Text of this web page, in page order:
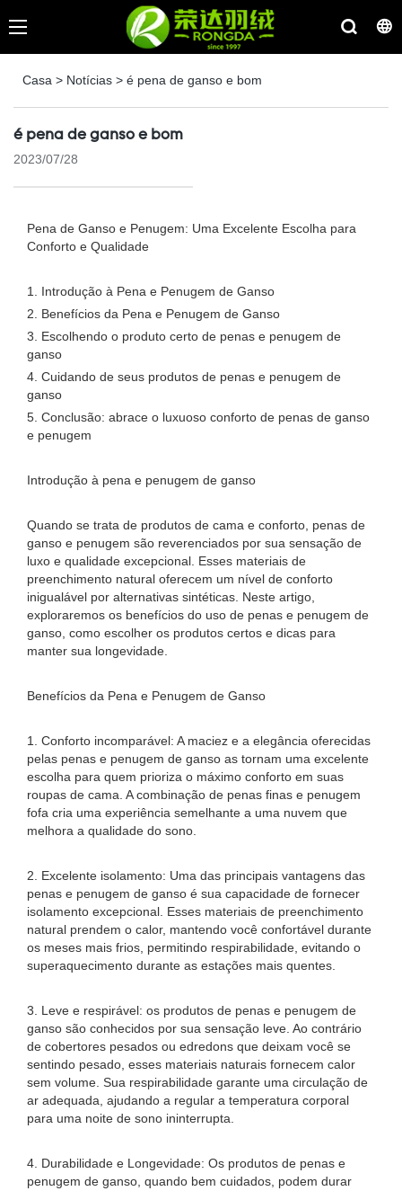
Casa > Notícias > é pena de ganso e bom
é pena de ganso e bom
2023/07/28
Pena de Ganso e Penugem: Uma Excelente Escolha para
Conforto e Qualidade
1. Introdução à Pena e Penugem de Ganso
2. Benefícios da Pena e Penugem de Ganso
3. Escolhendo o produto certo de penas e penugem de
ganso
4. Cuidando de seus produtos de penas e penugem de
ganso
5. Conclusão: abrace o luxuoso conforto de penas de ganso
e penugem
Introdução à pena e penugem de ganso
Quando se trata de produtos de cama e conforto, penas de
ganso e penugem são reverenciados por sua sensação de
luxo e qualidade excepcional. Esses materiais de
preenchimento natural oferecem um nível de conforto
inigualável por alternativas sintéticas. Neste artigo,
exploraremos os benefícios do uso de penas e penugem de
ganso, como escolher os produtos certos e dicas para
manter sua longevidade.
Benefícios da Pena e Penugem de Ganso
1. Conforto incomparável: A maciez e a elegância oferecidas
pelas penas e penugem de ganso as tornam uma excelente
escolha para quem prioriza o máximo conforto em suas
roupas de cama. A combinação de penas finas e penugem
fofa cria uma experiência semelhante a uma nuvem que
melhora a qualidade do sono.
2. Excelente isolamento: Uma das principais vantagens das
penas e penugem de ganso é sua capacidade de fornecer
isolamento excepcional. Esses materiais de preenchimento
natural prendem o calor, mantendo você confortável durante
os meses mais frios, permitindo respirabilidade, evitando o
superaquecimento durante as estações mais quentes.
3. Leve e respirável: os produtos de penas e penugem de
ganso são conhecidos por sua sensação leve. Ao contrário
de cobertores pesados ​​ou edredons que deixam você se
sentindo pesado, esses materiais naturais fornecem calor
sem volume. Sua respirabilidade garante uma circulação de
ar adequada, ajudando a regular a temperatura corporal
para uma noite de sono ininterrupta.
4. Durabilidade e Longevidade: Os produtos de penas e
penugem de ganso, quando bem cuidados, podem durar